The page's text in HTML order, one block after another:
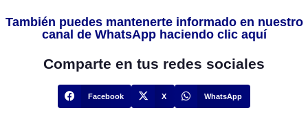
También puedes mantenerte informado en nuestro
canal de WhatsApp haciendo clic aquí
Comparte en tus redes sociales
Facebook X WhatsApp